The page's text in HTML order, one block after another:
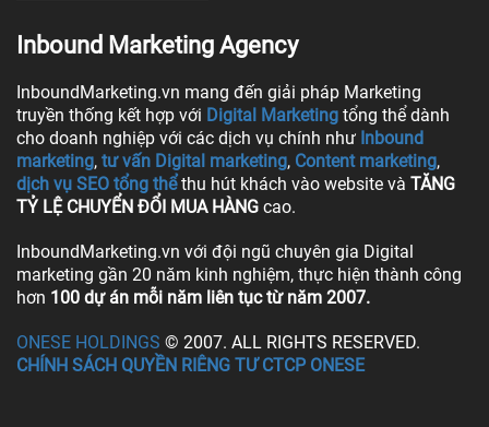
Inbound Marketing Agency
InboundMarketing.vn mang đến giải pháp Marketing
truyền thống kết hợp với Digital Marketing tổng thể dành
cho doanh nghiệp với các dịch vụ chính như Inbound
marketing, tư vấn Digital marketing, Content marketing,
dịch vụ SEO tổng thể thu hút khách vào website và TĂNG
TỶ LỆ CHUYỂN ĐỔI MUA HÀNG cao.
InboundMarketing.vn với đội ngũ chuyên gia Digital
marketing gần 20 năm kinh nghiệm, thực hiện thành công
hơn 100 dự án mỗi năm liên tục từ năm 2007.
ONESE HOLDINGS © 2007. ALL RIGHTS RESERVED.
CHÍNH SÁCH QUYỀN RIÊNG TƯ CTCP ONESE